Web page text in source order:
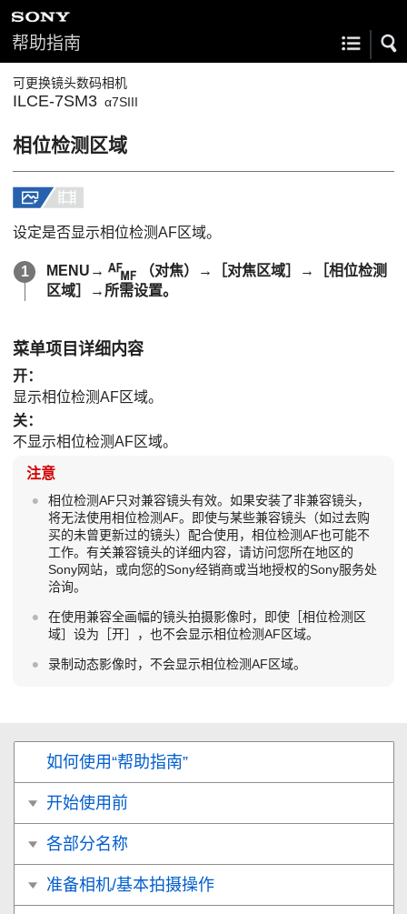
帮助指南
可更换镜头数码相机
ILCE-7SM3 α7SIII
相位检测区域
设定是否显示相位检测AF区域。
MENU → （对焦）→ ［对焦区域］ →
［相位检测
区域］
→所需设置。
菜单项目详细内容
开：
显示相位检测AF区域。
关：
不显示相位检测AF区域。
注意
相位检测AF只对兼容镜头有效。如果安装了非兼容镜头，
将无法使用相位检测AF。即使与某些兼容镜头（如过去购
买的未曾更新过的镜头）配合使用，相位检测AF也可能不
工作。有关兼容镜头的详细内容，请访问您所在地区的
Sony网站，或向您的Sony经销商或当地授权的Sony服务处
洽询。
在使用兼容全画幅的镜头拍摄影像时，即使［相位检测区
域］ 设为 ［开］ ，也不会显示相位检测AF区域。
录制动态影像时，不会显示相位检测AF区域。
如何使用“帮助指南”
开始使用前
各部分名称
准备相机/基本拍摄操作